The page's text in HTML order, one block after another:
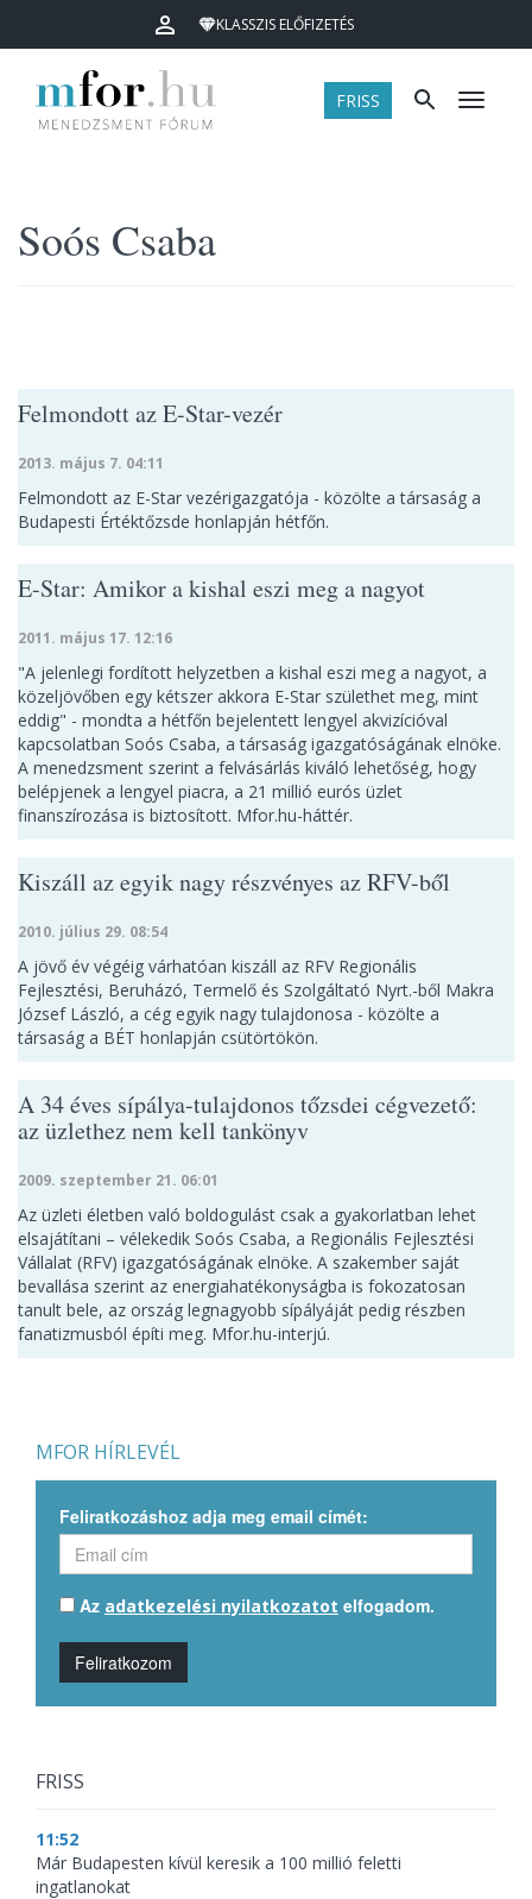
KLASSZIS ELŐFIZETÉS
FRISS Menü
Soós Csaba
Felmondott az E-Star-vezér
2013. május 7. 04:11
Felmondott az E-Star vezérigazgatója - közölte a társaság a
Budapesti Értéktőzsde honlapján hétfőn.
E-Star: Amikor a kishal eszi meg a nagyot
2011. május 17. 12:16
"A jelenlegi fordított helyzetben a kishal eszi meg a nagyot, a
közeljövőben egy kétszer akkora E-Star születhet meg, mint
eddig" - mondta a hétfőn bejelentett lengyel akvizícióval
kapcsolatban Soós Csaba, a társaság igazgatóságának elnöke.
A menedzsment szerint a felvásárlás kiváló lehetőség, hogy
belépjenek a lengyel piacra, a 21 millió eurós üzlet
finanszírozása is biztosított. Mfor.hu-háttér.
Kiszáll az egyik nagy részvényes az RFV-ből
2010. július 29. 08:54
A jövő év végéig várhatóan kiszáll az RFV Regionális
Fejlesztési, Beruházó, Termelő és Szolgáltató Nyrt.-ből Makra
József László, a cég egyik nagy tulajdonosa - közölte a
társaság a BÉT honlapján csütörtökön.
A 34 éves sípálya-tulajdonos tőzsdei cégvezető:
az üzlethez nem kell tankönyv
2009. szeptember 21. 06:01
Az üzleti életben való boldogulást csak a gyakorlatban lehet
elsajátítani – vélekedik Soós Csaba, a Regionális Fejlesztési
Vállalat (RFV) igazgatóságának elnöke. A szakember saját
bevallása szerint az energiahatékonyságba is fokozatosan
tanult bele, az ország legnagyobb sípályáját pedig részben
fanatizmusból építi meg. Mfor.hu-interjú.
MFOR HÍRLEVÉL
Feliratkozáshoz adja meg email címét:
Az adatkezelési nyilatkozatot elfogadom.
Feliratkozom
FRISS
11:52
Már Budapesten kívül keresik a 100 millió feletti
ingatlanokat